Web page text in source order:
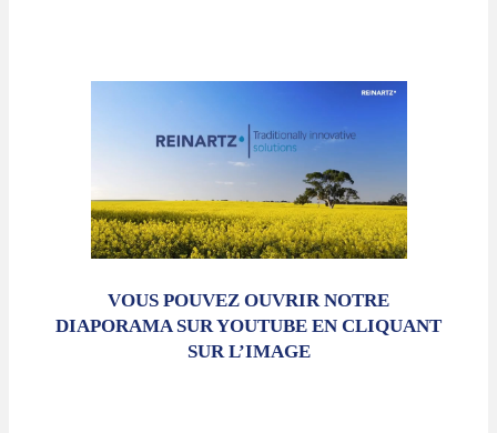
VOUS POUVEZ OUVRIR NOTRE
DIAPORAMA SUR YOUTUBE EN CLIQUANT
SUR L’IMAGE